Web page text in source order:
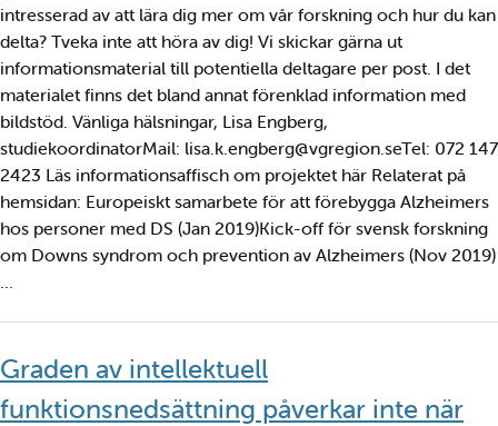
intresserad av att lära dig mer om vår forskning och hur du kan
delta? Tveka inte att höra av dig! Vi skickar gärna ut
informationsmaterial till potentiella deltagare per post. I det
materialet finns det bland annat förenklad information med
bildstöd. Vänliga hälsningar, Lisa Engberg,
studiekoordinatorMail: lisa.k.engberg@vgregion.seTel: 072 147
2423 Läs informationsaffisch om projektet här Relaterat på
hemsidan: Europeiskt samarbete för att förebygga Alzheimers
hos personer med DS (Jan 2019)Kick-off för svensk forskning
om Downs syndrom och prevention av Alzheimers (Nov 2019)
…
Graden av intellektuell
funktionsnedsättning påverkar inte när